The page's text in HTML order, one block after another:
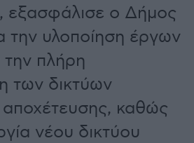
εξασφάλισε ο Δήμος
την υλοποίηση έργων
πλήρη
των δικτύων
καθώς
νέου δικτύου